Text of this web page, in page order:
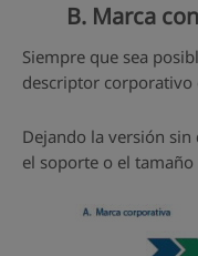
B. Marca
Siempre que sea
descriptor corporativo
Dejando la versión
el soporte o el